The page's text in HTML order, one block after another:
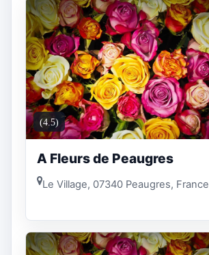
(4.5)
A Fleurs de Peaugres
Le Village, 07340 Peaugres, France